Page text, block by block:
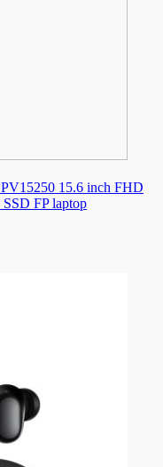
15.6 inch FHD
FP laptop